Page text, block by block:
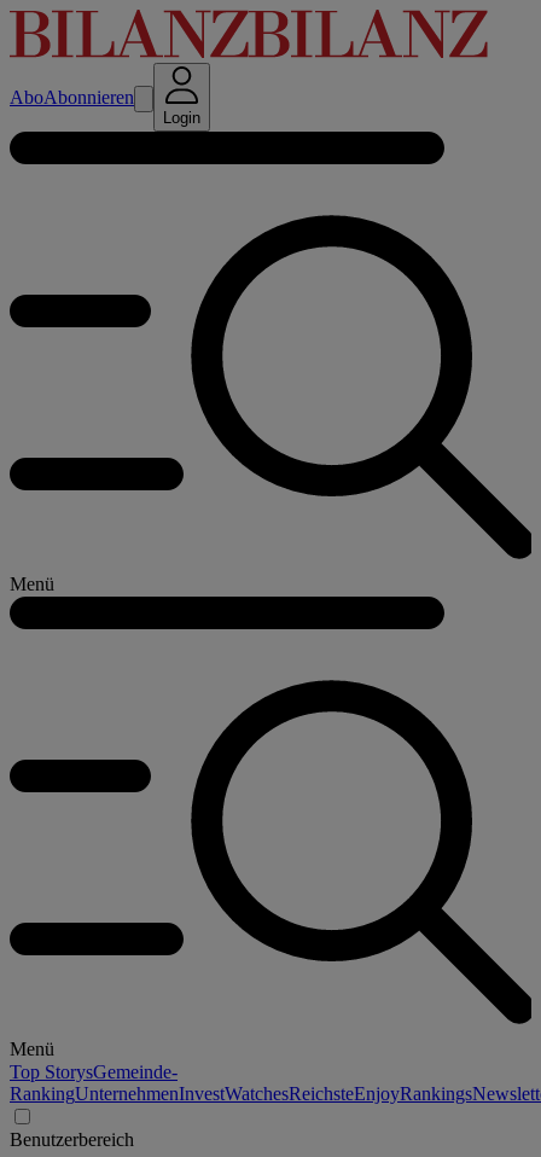
AboAbonnieren
Login
Menü
Menü
Top StorysGemeinde-
RankingUnternehmenInvestWatchesReichsteEnjoyRankings
Benutzerbereich